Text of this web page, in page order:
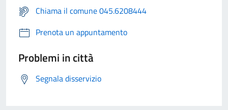
Chiama il comune 045.6208444
Prenota un appuntamento
Problemi in città
Segnala disservizio